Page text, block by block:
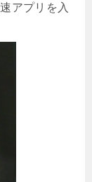
アプリを入